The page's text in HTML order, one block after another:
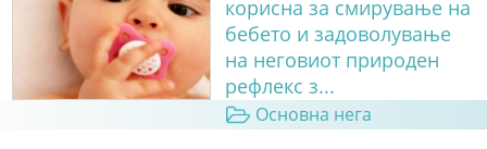
корисна за смирување на
бебето и задоволување
на неговиот природен
рефлекс з...
Основна нега